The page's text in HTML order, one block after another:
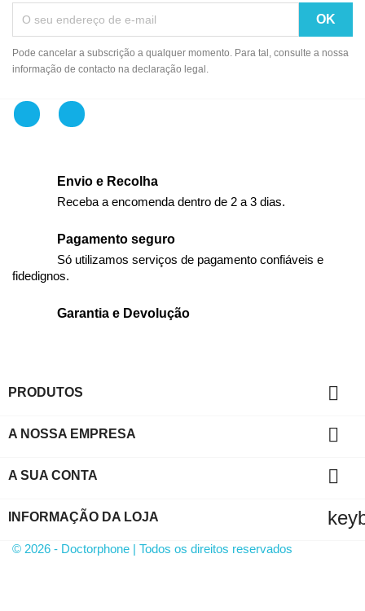
Pode cancelar a subscrição a qualquer momento. Para tal, consulte a nossa
informação de contacto na declaração legal.
FacebookInstagram
Envio e Recolha
Receba a encomenda dentro de 2 a 3 dias.
Pagamento seguro
Só utilizamos serviços de pagamento confiáveis e
fidedignos.
Garantia e Devolução
PRODUTOS 
A NOSSA EMPRESA 
A SUA CONTA 
INFORMAÇÃO DA LOJA
© 2026 - Doctorphone | Todos os direitos reservados